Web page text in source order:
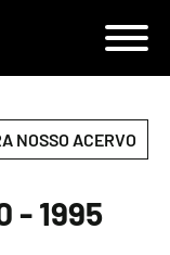
NOSSO ACERVO
- 1995